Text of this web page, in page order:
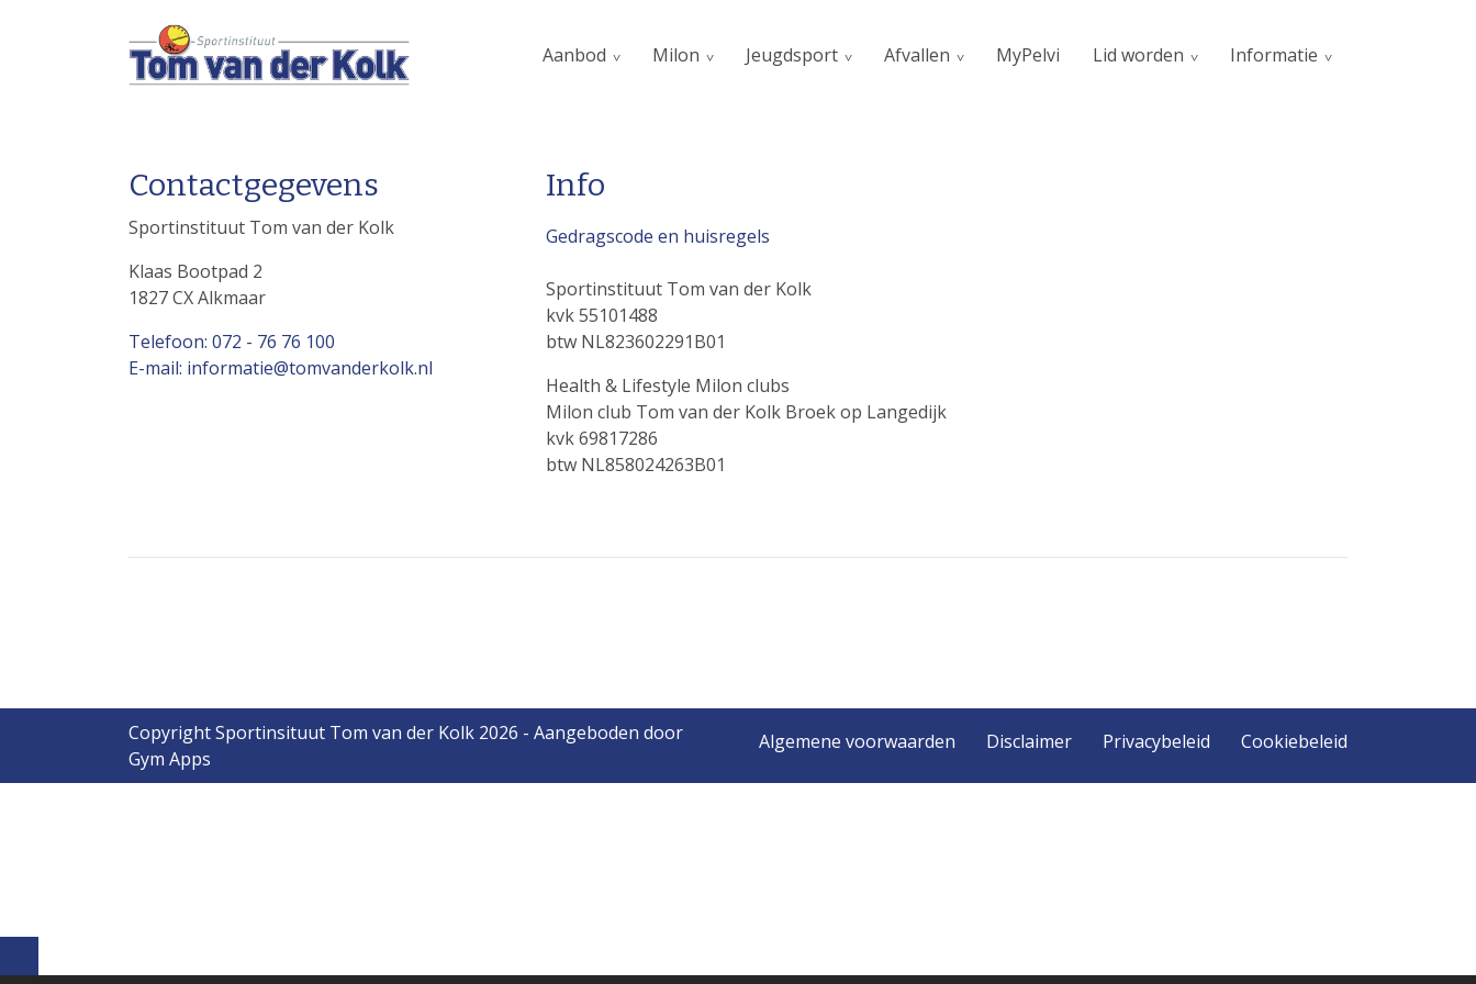
Aanbod Milon Jeugdsport Afvallen MyPelvi Lid worden Informatie
Contactgegevens
Sportinstituut Tom van der Kolk
Klaas Bootpad 2
1827 CX Alkmaar
Telefoon: 072 - 76 76 100
E-mail: informatie@tomvanderkolk.nl
Info
Gedragscode en huisregels
Sportinstituut Tom van der Kolk
kvk 55101488
btw NL823602291B01
Health & Lifestyle Milon clubs
Milon club Tom van der Kolk Broek op Langedijk
kvk 69817286
btw NL858024263B01
Copyright Sportinsituut Tom van der Kolk 2026 - Aangeboden door
Gym Apps
Algemene voorwaarden Disclaimer Privacybeleid Cookiebeleid